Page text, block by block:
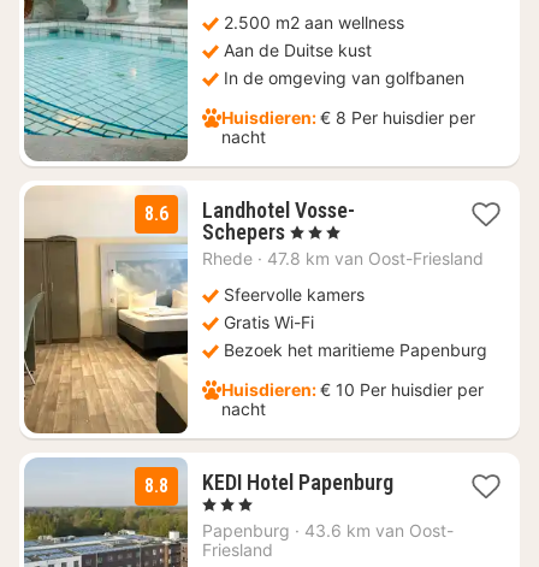
2.500 m2 aan wellness
Aan de Duitse kust
In de omgeving van golfbanen
Huisdieren:€ 8 Per huisdier per
nacht
8.6
Landhotel Vosse-
Schepers1
nacht
€
80
, 3 Sterren
Rhede · 47.8 km van Oost-Friesland
Sfeervolle kamers
Gratis Wi-Fi
Bezoek het maritieme Papenburg
Huisdieren:€ 10 Per huisdier per
nacht
8.8 KEDI Hotel Papenburg1
vanaf
, 3 Sterren
Papenburg · 43.6 km van Oost-
Friesland